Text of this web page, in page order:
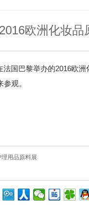
2016欧洲化妆品
国巴黎举办的2016欧
观。
用品原料展